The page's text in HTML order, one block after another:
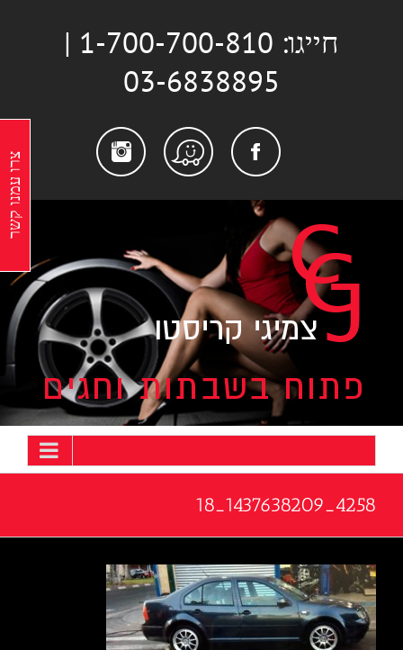
חייגו: 1-700-700-810 |
03-6838895
Facebook
Waze
4258_1437638209_18
צרו עמנו קשר